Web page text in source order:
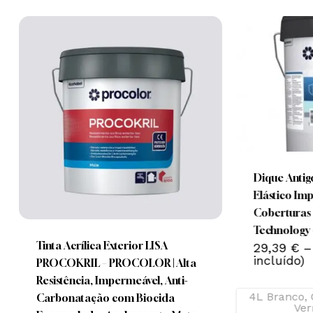
Nenhum produto no carrinho.
multiple
variants.
The
options
Tinta Acrílica Exterior LISA
PROCOKRIL – PROCOLOR | Alta
Resistência, Impermeável, Anti-
Carbonatação com Biocida
multiple
variants.
The
options
may
be
on
Dique
Elástico
Coberturas
29,39 € –
incluído)
4L Branco,